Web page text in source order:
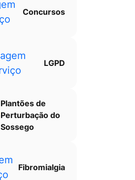
Concursos
LGPD
Plantões de
Perturbação do
Sossego
Fibromialgia